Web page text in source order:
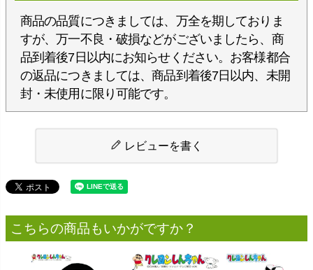
商品の品質につきましては、万全を期しておりま
すが、万一不良・破損などがございましたら、商
品到着後7日以内にお知らせください。お客様都合
の返品につきましては、商品到着後7日以内、未開
封・未使用に限り可能です。
レビューを書く
こちらの商品もいかがですか？